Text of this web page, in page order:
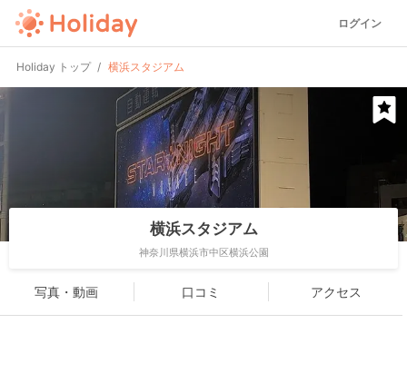
ログイン
Holiday トップ 横浜スタジアム
横浜スタジアム
神奈川県横浜市中区横浜公園
写真・動画 口コミ アクセス